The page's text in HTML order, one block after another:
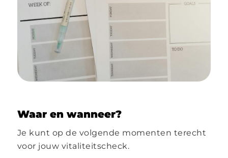
Waar en wanneer?
Je kunt op de volgende momenten terecht
voor jouw vitaliteitscheck.